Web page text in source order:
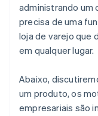
administrando um
precisa de uma
loja de varejo que
em qualquer lugar.
Abaixo,
um produto, os
empresariais são